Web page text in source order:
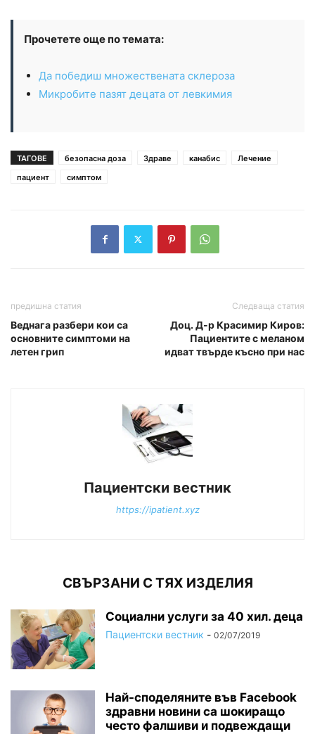
Прочетете още по темата:
Да победиш множествената склероза
Микробите пазят децата от левкимия
ТАГОВЕ безопасна доза Здраве канабис
Лечение
пациент
симптом
предишна статия
Веднага разбери кои са
основните симптоми на
летен грип
Следваща статия
Доц. Д-р Красимир Киров:
Пациентите с меланом
идват твърде късно при нас
Пациентски вестник
https://ipatient.xyz
СВЪРЗАНИ С ТЯХ ИЗДЕЛИЯ
Социални услуги за 40 хил. деца
Пациентски вестник - 02/07/2019
Най-споделяните във Facebook
здравни новини са шокиращо
често фалшиви и подвеждащи